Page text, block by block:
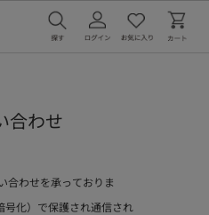
合わせ
合わせを承っておりま
号化）で保護され通信され